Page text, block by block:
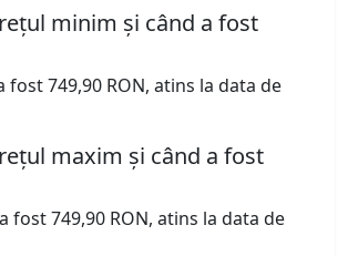
minim și când a fost
fost 749,90 RON, atins la data de
maxim și când a fost
fost 749,90 RON, atins la data de